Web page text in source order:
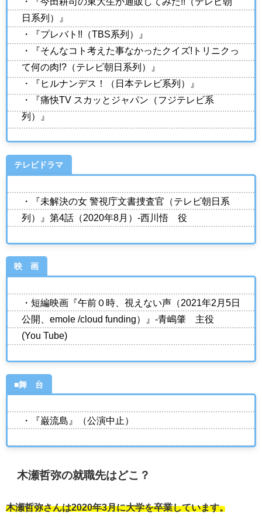
日系列）』
・『プレバト!!（TBS系列）』
・『そんなコト考えた事なかったクイズ!トリニクっ
て何の肉!?（テレビ朝日系列）』
・『ヒルナンデス！（日本テレビ系列）』
・『痛快TV スカッとジャパン（フジテレビ系
列）』
テレビドラマ
・『未解決の女 警視庁文書捜査官（テレビ朝日系
列）』第4話（2020年8月）-西川悟 役
映 画
・短編映画『午前０時、視えない声（2021年2月5日
公開、emole /cloud funding）』‐青嶋肇 主役
(You Tube)
■舞 台
・『巌流島』（公演中止）
木瀬哲弥の就職先はどこ？
木瀬哲弥さんは2020年3月に大学を卒業しています。